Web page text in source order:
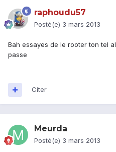
raphoudu57
Posté(e) 3 mars 2013
Bah essayes de le rooter ton tel
passe
Citer
Meurda
Posté(e) 3 mars 2013